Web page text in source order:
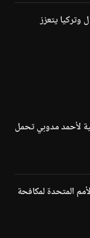
وتركيا يتعزز
لأحمد مدوبي تحمل
المتحدة لمكافحة